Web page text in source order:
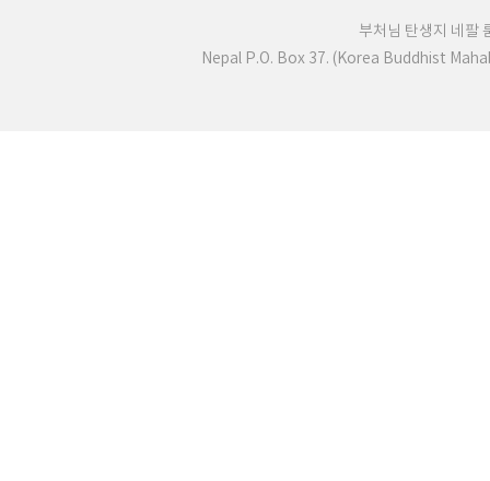
부처님 탄생지 네팔
Nepal P.O. Box 37. (Korea Buddhist